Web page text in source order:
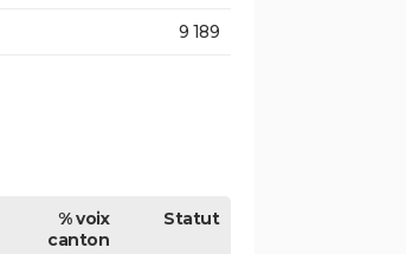
9 189
% voix
canton
Statut